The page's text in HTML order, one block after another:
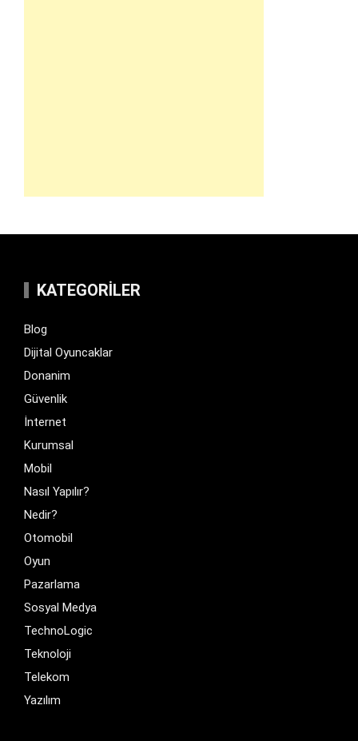
KATEGORILER
Blog
Dijital Oyuncaklar
Donanim
Güvenlik
İnternet
Kurumsal
Mobil
Nasıl Yapılır?
Nedir?
Otomobil
Oyun
Pazarlama
Sosyal Medya
TechnoLogic
Teknoloji
Telekom
Yazılım